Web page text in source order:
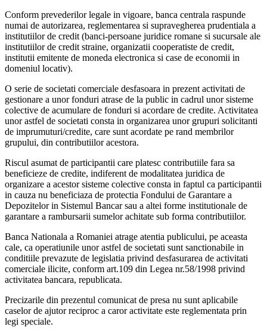
Conform prevederilor legale in vigoare, banca centrala raspunde
numai de autorizarea, reglementarea si supravegherea prudentiala a
institutiilor de credit (banci-persoane juridice romane si sucursale ale
institutiilor de credit straine, organizatii cooperatiste de credit,
institutii emitente de moneda electronica si case de economii in
domeniul locativ).
O serie de societati comerciale desfasoara in prezent activitati de
gestionare a unor fonduri atrase de la public in cadrul unor sisteme
colective de acumulare de fonduri si acordare de credite. Activitatea
unor astfel de societati consta in organizarea unor grupuri solicitanti
de imprumuturi/credite, care sunt acordate pe rand membrilor
grupului, din contributiilor acestora.
Riscul asumat de participantii care platesc contributiile fara sa
beneficieze de credite, indiferent de modalitatea juridica de
organizare a acestor sisteme colective consta in faptul ca participantii
in cauza nu beneficiaza de protectia Fondului de Garantare a
Depozitelor in Sistemul Bancar sau a altei forme institutionale de
garantare a rambursarii sumelor achitate sub forma contributiilor.
Banca Nationala a Romaniei atrage atentia publicului, pe aceasta
cale, ca operatiunile unor astfel de societati sunt sanctionabile in
conditiile prevazute de legislatia privind desfasurarea de activitati
comerciale ilicite, conform art.109 din Legea nr.58/1998 privind
activitatea bancara, republicata.
Precizarile din prezentul comunicat de presa nu sunt aplicabile
caselor de ajutor reciproc a caror activitate este reglementata prin
legi speciale.